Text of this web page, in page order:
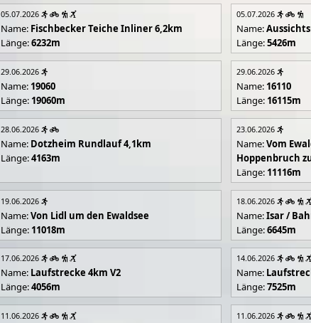
05.07.2026
Name: Fischbecker Teiche Inliner 6,2km
Länge:6232m
05.07.2026
Name:
Länge:5426m
29.06.2026
Name: 19060
Länge: 19060m
29.06.2026
Name: 16110
Länge: 16115m
28.06.2026
Name: Dotzheim Rundlauf 4,1km
Länge:4163m
23.06.2026
Name:Vom
Hoppenbruch
Länge: 11116m
19.06.2026
Name:Von Lidl um den Ewaldsee
Länge: 11018m
18.06.2026
Name:Isar /
Länge:6645m
17.06.2026
Name: Laufstrecke 4km V2
Länge:4056m
14.06.2026
Name:
Länge:7525m
11.06.2026 11.06.2026